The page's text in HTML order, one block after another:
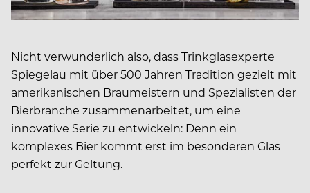
Nicht verwunderlich also, dass Trinkglasexperte
Spiegelau mit über 500 Jahren Tradition gezielt mit
amerikanischen Braumeistern und Spezialisten der
Bierbranche zusammenarbeitet, um eine
innovative Serie zu entwickeln: Denn ein
komplexes Bier kommt erst im besonderen Glas
perfekt zur Geltung.